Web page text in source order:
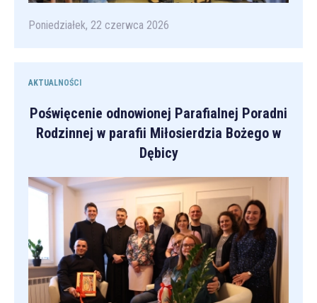
Poniedziałek, 22 czerwca 2026
AKTUALNOŚCI
Poświęcenie odnowionej Parafialnej Poradni
Rodzinnej w parafii Miłosierdzia Bożego w
Dębicy